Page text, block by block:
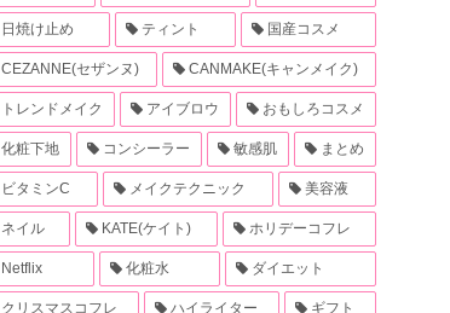
日焼け止め ティント 国産コスメ
CEZANNE(セザンヌ) CANMAKE(キャンメイク)
トレンドメイク アイブロウ おもしろコスメ
化粧下地 コンシーラー 敏感肌 まとめ
ビタミンC メイクテクニック 美容液
ネイル KATE(ケイト) ホリデーコフレ
Netflix 化粧水 ダイエット
クリスマスコフレ ハイライター ギフト